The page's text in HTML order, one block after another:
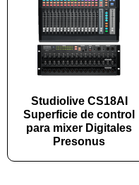
Studiolive CS18AI
Superficie de control
para mixer Digitales
Presonus